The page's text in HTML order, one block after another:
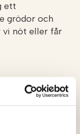
ett
grödor och
vi nöt eller får
on Email